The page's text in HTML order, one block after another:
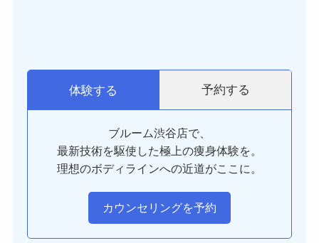
体験する 予約する
ブルーム渋谷店で、
最新技術を駆使した極上の痩身体験を。
理想のボディラインへの近道がここに。
カウンセリングを予約